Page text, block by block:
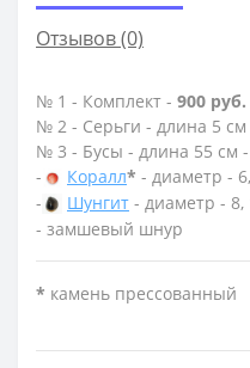
Отзывов (0)
№ 1 - Комплект - 900 руб.
№ 2 - Серьги - длина 5 см
№ 3 - Бусы - длина 55 см -
-
Коралл* - диаметр -
-
Шунгит - диаметр - 8,
- замшевый шнур
* камень прессованный